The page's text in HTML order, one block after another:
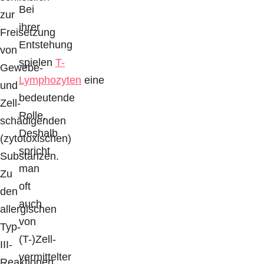
zur
Freisetzung
von
Gewebe-
und
Zell-
schädigenden
(zytotoxischen)
Substanzen.
Zu
den
allergischen
Typ-
III-
Bei
ihrer
Entstehung
spielen T-
Lymphozyten eine
bedeutende
Rolle.
Deshalb
spricht
man
oft
auch
von
(T-)Zell-
vermittelter